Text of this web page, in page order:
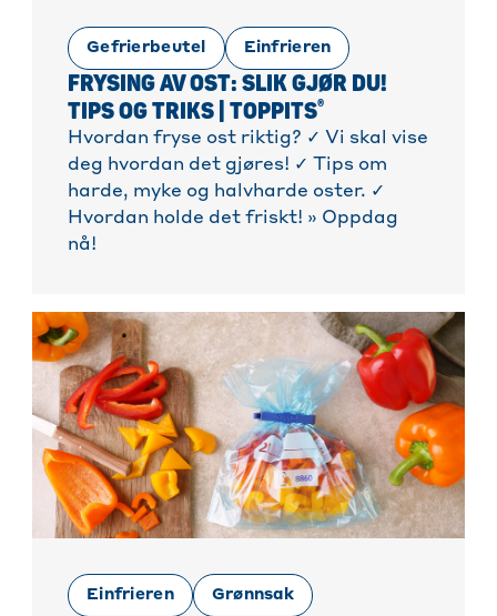
Gefrierbeutel Einfrieren
FRYSING AV OST: SLIK GJØR DU!
TIPS OG TRIKS | TOPPITS®
Hvordan fryse ost riktig? ✓ Vi skal vise
deg hvordan det gjøres! ✓ Tips om
harde, myke og halvharde oster. ✓
Hvordan holde det friskt! » Oppdag
nå!
Einfrieren Grønnsak